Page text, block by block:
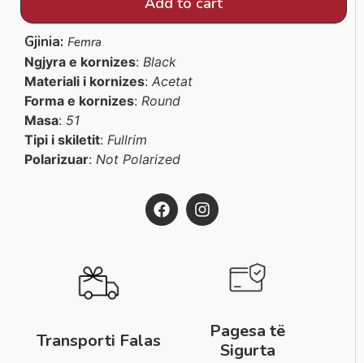
Gjinia: Femra
Ngjyra e kornizes: Black
Materiali i kornizes: Acetat
Forma e kornizes: Round
Masa: 51
Tipi i skiletit: Fullrim
Polarizuar: Not Polarized
Transporti Falas
Pagesa të
Sigurta